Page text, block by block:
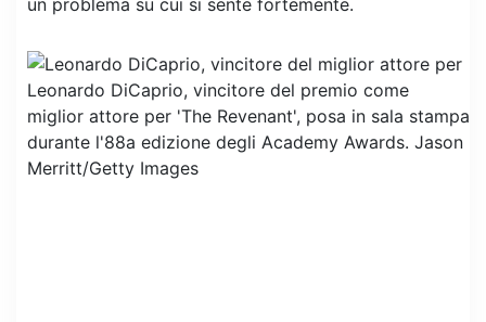
Leonardo DiCaprio, vincitore del premio come
miglior attore per 'The Revenant', posa in sala stampa
durante l'88a edizione degli Academy Awards. Jason
Merritt/Getty Images